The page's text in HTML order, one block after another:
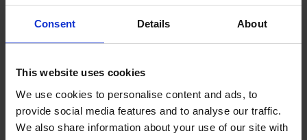
Consent Details About
This website uses cookies
We use cookies to personalise content and ads, to
provide social media features and to analyse our traffic.
We also share information about your use of our site with
3+1 ZDARMA 3+1 ZDARMA